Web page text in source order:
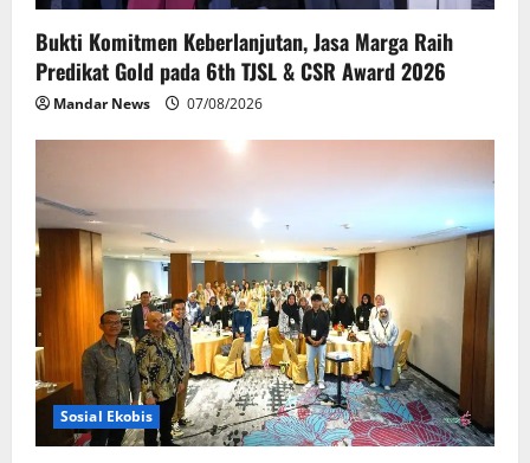
Bukti Komitmen Keberlanjutan, Jasa Marga Raih
Predikat Gold pada 6th TJSL & CSR Award 2026
Mandar News 07/08/2026
Sosial Ekobis